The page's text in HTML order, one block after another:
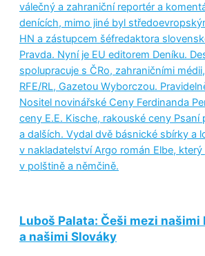
válečný a zahraniční reportér a
denících, mimo jiné byl
HN a zástupcem šéfredaktora
Pravda. Nyní je EU editorem Deníku.
spolupracuje s ČRo, zahraničními
RFE/RL, Gazetou Wyborczou.
Nositel novinářské Ceny Ferdinanda
ceny E.E. Kische, rakouské ceny Psaní
a dalších. Vydal dvě básnické sbírky a
v nakladatelství Argo román Elbe,
v polštině a němčině.
Luboš Palata: Češi mezi našimi
a našimi Slováky